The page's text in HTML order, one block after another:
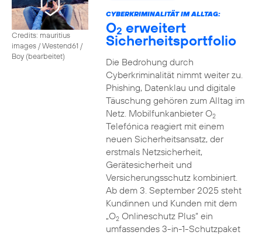
Credits: mauritius
images / Westend61 /
Boy (bearbeitet)
CYBERKRIMINALITÄT IM ALLTAG:
O2 erweitert
Sicherheitsportfolio
Die Bedrohung durch
Cyberkriminalität nimmt weiter zu.
Phishing, Datenklau und digitale
Täuschung gehören zum Alltag im
Netz. Mobilfunkanbieter O2
Telefónica reagiert mit einem
neuen Sicherheitsansatz, der
erstmals Netzsicherheit,
Gerätesicherheit und
Versicherungsschutz kombiniert.
Ab dem 3. September 2025 steht
Kundinnen und Kunden mit dem
„O2Onlineschutz Plus“ ein
umfassendes 3-in-1-Schutzpaket